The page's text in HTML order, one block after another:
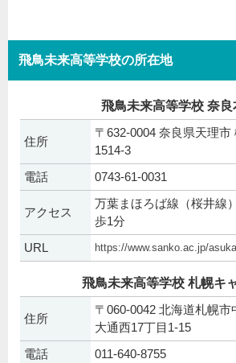
飛鳥未来高等学校の所在地
飛鳥未来高等学校 奈良
住所
〒632-0004 奈良県天理市
1514-3
電話 0743-61-0031
アクセス
万葉まほろば線（桜井線
歩1分
URL
https://www.sanko.ac.jp/
飛鳥未来高等学校 札幌キ
住所
〒060-0042 北海道札幌市
大通西17丁目1-15
電話
011-640-8755